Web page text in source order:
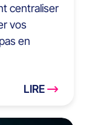
centraliser
vos
en
LIRE